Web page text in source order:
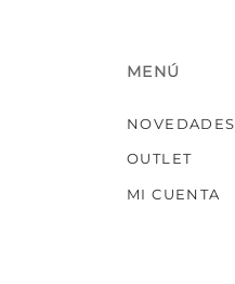
MENÚ
NOVEDADES
OUTLET
MI CUENTA